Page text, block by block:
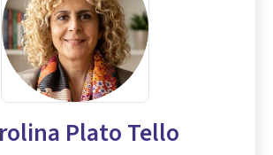
Plato Tello